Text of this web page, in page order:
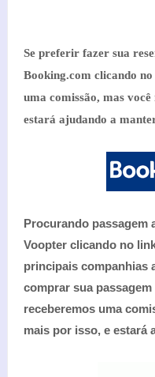
Se preferir fazer sua
Booking.com clicando
uma comissão, mas
estará ajudando a
Procurando passagem
Voopter clicando no
principais companhias
comprar sua
receberemos uma
mais por isso, e estará